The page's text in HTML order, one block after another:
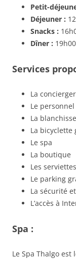
Petit-
Déjeuner :
Snacks :
Dîner :
Services
La
Le
La
La bicyclette
Le spa
La boutique
Les
Le parking
La sécurité
L’accès à
Spa :
Le Spa Thalgo